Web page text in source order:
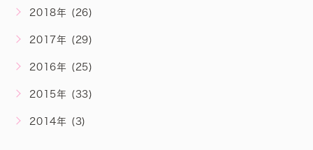
2018年 (26)
2017年 (29)
2016年 (25)
2015年 (33)
2014年 (3)